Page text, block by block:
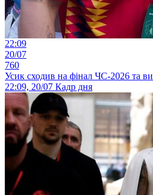
22:09
20/07
760
Усик сходив на фінал ЧС-2026 та
22:09, 20/07 Кадр дня